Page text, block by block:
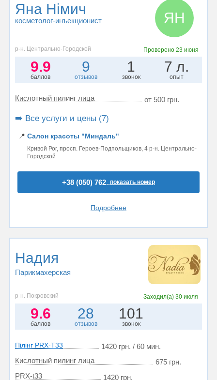
Яна Німич
косметолог-инъекционист ЯН
р-н. Центрально-Городской Проверено 23 июня
9.9
баллов
9
отзывов
1
звонок
7 л.
опыт
Кислотный пилинг лица от 500 грн.
➡️ Все услуги и цены (7)
📍 Салон красоты "Миндаль"
Кривой Рог, просп. Героев-Подпольщиков, 4 р-н. Центрально-
Городской
+38 (050) 762..показать номер
Подробнее
Надия
Парикмахерская
р-н. Покровский Заходил(а)30 июля
9.6
баллов
28
отзывов
101
звонок
Пілінг PRX-T33
1420 грн. / 60 мин.
Кислотный пилинг лица
675 грн.
PRX-t33
1420 грн.